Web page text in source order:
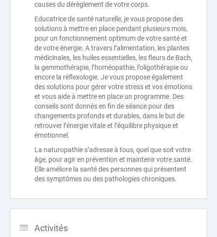
causes du dérèglement de votre corps.
Educatrice de santé naturelle, je vous propose des
solutions à mettre en place pendant plusieurs mois,
pour un fonctionnement optimum de votre santé et
de votre énergie. A travers l’alimentation, les plantes
médicinales, les huiles essentielles, les fleurs de Bach,
la gemmothérapie, l’homéopathie, l’oligothérapie ou
encore la réflexologie. Je vous propose également
des solutions pour gérer votre stress et vos émotions
et vous aide à mettre en place un programme. Des
conseils sont donnés en fin de séance pour des
changements profonds et durables, dans le but de
retrouver l’énergie vitale et l’équilibre physique et
émotionnel.
La naturopathie s’adresse à tous, quel que soit votre
âge, pour agir en prévention et maintenir votre santé.
Elle améliore la santé des personnes qui présentent
des symptômes ou des pathologies chroniques.
Activités